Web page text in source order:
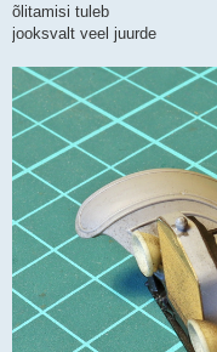
õlitamisi tuleb
jooksvalt veel juurde